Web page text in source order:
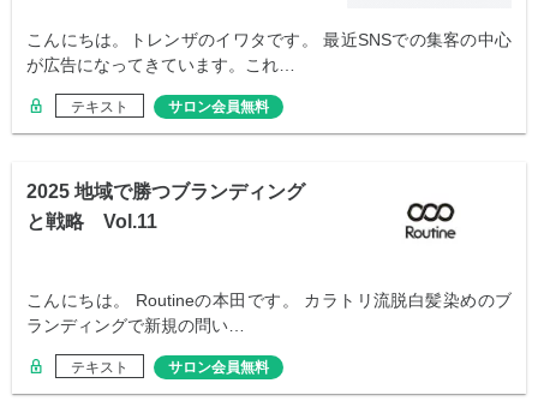
こんにちは。トレンザのイワタです。 最近SNSでの集客の中心
が広告になってきています。これ…
テキスト サロン会員無料
2025 地域で勝つブランディング
と戦略 Vol.11
こんにちは。 Routineの本田です。 カラトリ流脱白髪染めのブ
ランディングで新規の問い…
テキスト サロン会員無料